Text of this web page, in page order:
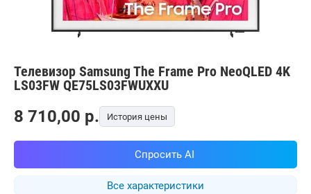
Телевизор Samsung The Frame Pro NeoQLED 4K
LS03FW QE75LS03FWUXXU
Все характеристики
8 710,00 p. История цены
Спросить AI